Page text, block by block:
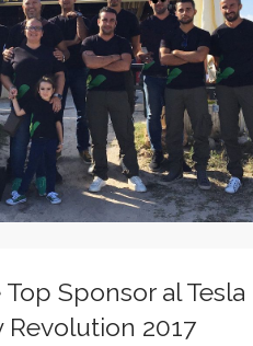
Top Sponsor al Tesla
Revolution 2017